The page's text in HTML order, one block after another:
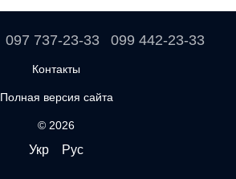
097 737-23-33 099 442-23-33
Контакты
Полная версия сайта
© 2026
Укр Рус